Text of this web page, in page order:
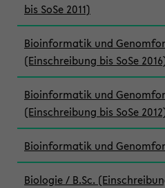
bis SoSe 2011)
Bioinformatik und
(Einschreibung bis SoSe
Bioinformatik und
(Einschreibung bis SoSe
Bioinformatik und
Biologie / B.Sc.